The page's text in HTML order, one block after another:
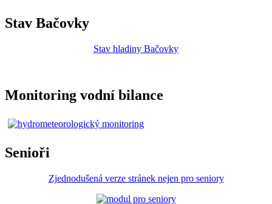
Stav Bačovky
Stav hladiny Bačovky
Monitoring vodní bilance
Senioři
Zjednodušená verze stránek nejen pro seniory